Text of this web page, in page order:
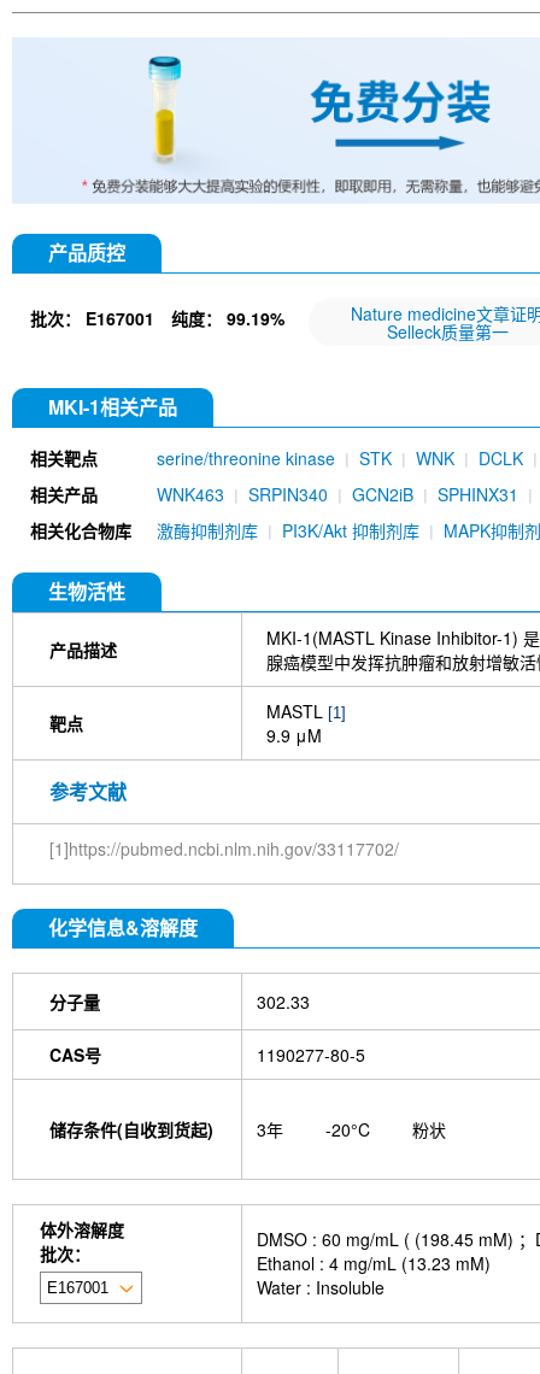
产品质控
批次： E167001 纯度： 99.19% Nature medicine文章证
Selleck质量第一
MKI-1相关产品
相关靶点 serine/threonine kinase STK WNK
DCLK
相关产品
WNK463 SRPIN340 GCN2iB
SPHINX31
相关化合物库
激酶抑制剂库 PI3K/Akt 抑制剂库 MAPK抑制
生物活性
产品描述
MKI-1(MASTL Kinase Inhibitor-1)
腺癌模型中发挥抗肿瘤和放射增敏
靶点 MASTL [1]
9.9 μM
参考文献
[1]https://pubmed.ncbi.nlm.nih.gov/33117702/
化学信息&溶解度
分子量 302.33
CAS号 1190277-80-5
储存条件(自收到货起) 3年 -20°C 粉状
体外溶解度
批次：
DMSO : 60 mg/mL ( (198.45 mM)
Ethanol : 4 mg/mL (13.23 mM)
Water : Insoluble